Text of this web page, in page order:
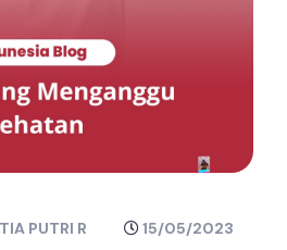
PUTRI R 15/05/2023